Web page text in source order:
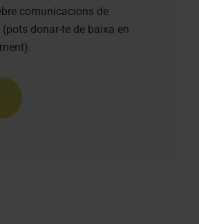
comunicacions de
donar-te de baixa en